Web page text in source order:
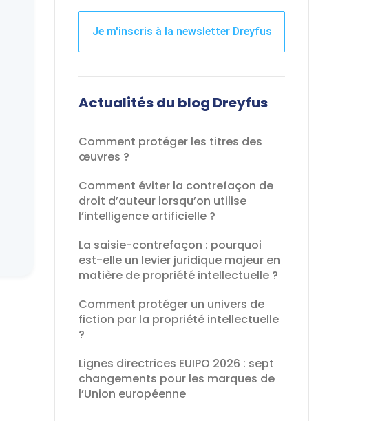
Je m'inscris à la newsletter Dreyfus
champ
devrait
vide
Actualités du blog Dreyfus
Comment protéger les titres des
œuvres ?
Comment éviter la contrefaçon de
droit d’auteur lorsqu’on utilise
l’intelligence artificielle ?
La saisie-contrefaçon : pourquoi
est-elle un levier juridique majeur en
matière de propriété intellectuelle ?
Comment protéger un univers de
fiction par la propriété intellectuelle
?
Lignes directrices EUIPO 2026 : sept
changements pour les marques de
l’Union européenne